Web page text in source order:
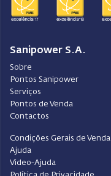
Sanipower S.A.
Sobre
Pontos Sanipower
Serviços
Pontos de Venda
Contactos
Condições Gerais de Venda
Ajuda
Video-Ajuda